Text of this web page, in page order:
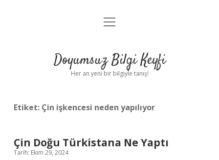
Anasayfa
Yasal Uyarı
menüyü
Doyumsuz Bilgi Keyfi
Her an yeni bir bilgiyle tanış!
Etiket: Çin işkencesi neden yapılıyor
Çin Doğu Türkistana Ne Yaptı
Tarih: Ekim 29, 2024